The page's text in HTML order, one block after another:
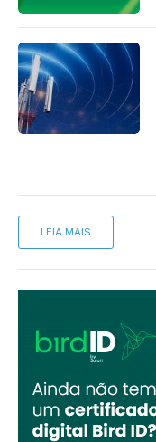
LEIA MAIS